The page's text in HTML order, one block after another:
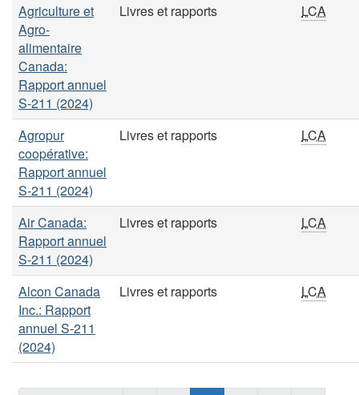
Agriculture et
Agro-
alimentaire
Canada:
Rapport annuel
S-211 (2024)
Livres et rapports LCA
Agropur
coopérative:
Rapport annuel
S-211 (2024)
Livres et rapports LCA
Air Canada:
Rapport annuel
S-211 (2024)
Livres et rapports LCA
Alcon Canada
Inc.: Rapport
annuel S-211
(2024)
Livres et rapports LCA